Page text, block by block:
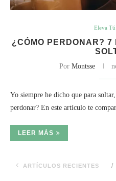
Eleva
¿CÓMO PERDONAR? 7
Por Montsse
Yo siempre he dicho que para
perdonar? En este artículo te
LEER MÁS
ARTÍCULOS RECIENTES